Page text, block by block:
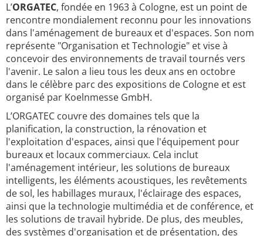
L’ORGATEC, fondée en 1963 à Cologne, est un point de
rencontre mondialement reconnu pour les innovations
dans l'aménagement de bureaux et d'espaces. Son nom
représente "Organisation et Technologie" et vise à
concevoir des environnements de travail tournés vers
l'avenir. Le salon a lieu tous les deux ans en octobre
dans le célèbre parc des expositions de Cologne et est
organisé par Koelnmesse GmbH.
L’ORGATEC couvre des domaines tels que la
planification, la construction, la rénovation et
l'exploitation d'espaces, ainsi que l'équipement pour
bureaux et locaux commerciaux. Cela inclut
l'aménagement intérieur, les solutions de bureaux
intelligents, les éléments acoustiques, les revêtements
de sol, les habillages muraux, l'éclairage des espaces,
ainsi que la technologie multimédia et de conférence, et
les solutions de travail hybride. De plus, des meubles,
des systèmes d'organisation et de présentation, des